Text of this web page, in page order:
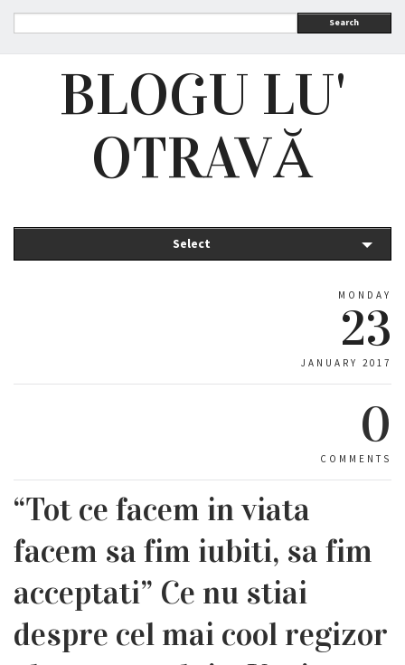
Search
BLOGU LU'
OTRAVĂ
Select
MONDAY
23
JANUARY 2017
0
COMMENTS
“Tot ce facem in viata
facem sa fim iubiti, sa fim
acceptati” Ce nu stiai
despre cel mai cool regizor